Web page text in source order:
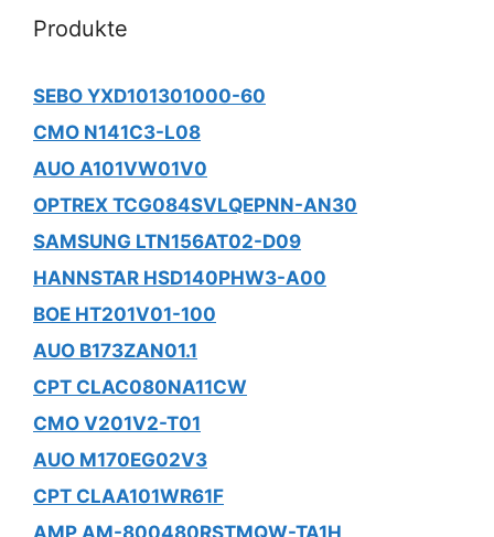
Produkte
SEBO YXD101301000-60
CMO N141C3-L08
AUO A101VW01V0
OPTREX TCG084SVLQEPNN-AN30
SAMSUNG LTN156AT02-D09
HANNSTAR HSD140PHW3-A00
BOE HT201V01-100
AUO B173ZAN01.1
CPT CLAC080NA11CW
CMO V201V2-T01
AUO M170EG02V3
CPT CLAA101WR61F